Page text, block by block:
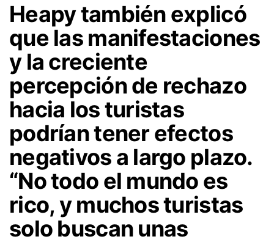
Heapy también explicó
que las manifestaciones
y la creciente
percepción de rechazo
hacia los turistas
podrían tener efectos
negativos a largo plazo.
“No todo el mundo es
rico, y muchos turistas
solo buscan unas